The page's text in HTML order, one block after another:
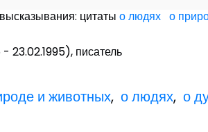
цитаты о людях о
23.02.1995), писатель
и животных,о людях,о